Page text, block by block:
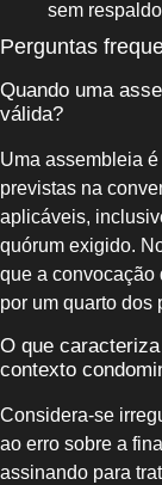
sem
Perguntas
Quando uma
válida?
Uma assembleia
previstas na
aplicáveis,
quórum exigido.
que a convocação
por um quarto dos
O que caracteriza
contexto
Considera‑se
ao erro sobre a
assinando para